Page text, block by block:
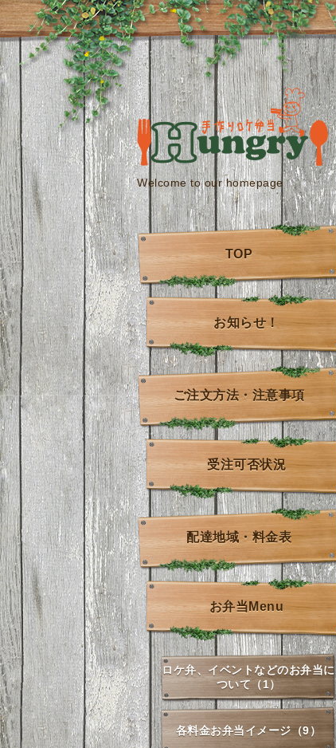
Welcome to our homepage
TOP
お知らせ！
ご注文方法・注意事項
受注可否状況
配達地域・料金表
お弁当Menu
ロケ弁、イベントなどのお弁当に
ついて（1）
各料金お弁当イメージ（9）